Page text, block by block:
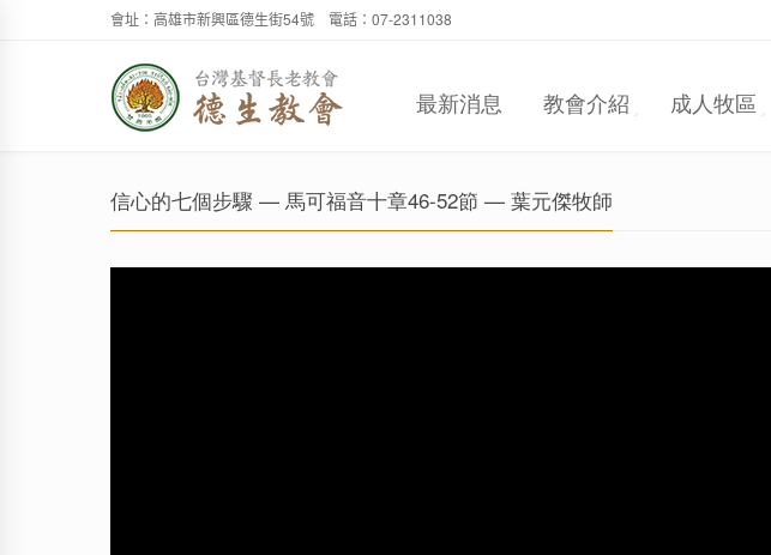
會址：高雄市新興區德生街54號 電話：07-2311038
最新消息 教會介紹 成人牧區
信心的七個步驟 — 馬可福音十章46-52節 — 葉元傑牧師